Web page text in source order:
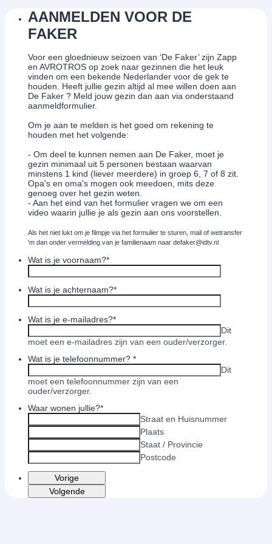
AANMELDEN VOOR DE
FAKER
Voor een gloednieuw seizoen van ‘De Faker’ zijn Zapp
en AVROTROS op zoek naar gezinnen die het leuk
vinden om een bekende Nederlander voor de gek te
houden. Heeft jullie gezin altijd al mee willen doen aan
De Faker ? Meld jouw gezin dan aan via onderstaand
aanmeldformulier.
Om je aan te melden is het goed om rekening te
houden met het volgende:
- Om deel te kunnen nemen aan De Faker, moet je
gezin minimaal uit 5 personen bestaan waarvan
minstens 1 kind (liever meerdere) in groep 6, 7 of 8 zit.
Opa's en oma's mogen ook meedoen, mits deze
genoeg over het gezin weten.
- Aan het eind van het formulier vragen we om een
video waarin jullie je als gezin aan ons voorstellen.
Als het niet lukt om je filmpje via het formulier te sturen, mail of wetransfer
'm dan onder vermelding van je familienaam naar defaker@idtv.nl
Wat is je voornaam?*
Wat is je achternaam?*
Wat is je e-mailadres?*
Dit
moet een e-mailadres zijn van een ouder/verzorger.
Wat is je telefoonnummer? *
Dit
moet een telefoonnummer zijn van een
ouder/verzorger.
Waar wonen jullie?*
Straat en Huisnummer
Plaats
Staat / Provincie
Postcode
Vorige
Volgende